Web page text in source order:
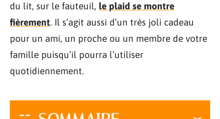
du lit, sur le fauteuil, le plaid se montre
fièrement. Il s’agit aussi d’un très joli cadeau
pour un ami, un proche ou un membre de votre
famille puisqu’il pourra l’utiliser
quotidiennement.